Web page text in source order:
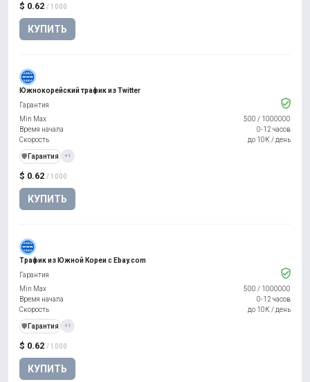
$ 0.62 / 1000
КУПИТЬ
Южнокорейский трафик из Twitter
$ 0.62 / 1000
КУПИТЬ
Гарантия
Min Max
500 / 1000000
Время начала
0-12 часов
Скорость
до 10К / день
️🛡️ Гарантия +1
Трафик из Южной Кореи с Ebay.com
$ 0.62 / 1000
КУПИТЬ
Гарантия
Min Max
500 / 1000000
Время начала
0-12 часов
Скорость
до 10К / день
️🛡️ Гарантия +1